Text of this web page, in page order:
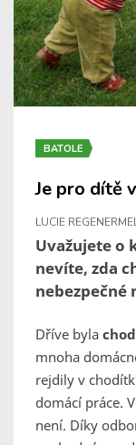
BATOLE
Je pro dítě
LUCIE
Uvažujete o
nevíte, zda
nebezpečné
Dříve byla
mnoha
rejdily v
domácí práce.
není. Díky